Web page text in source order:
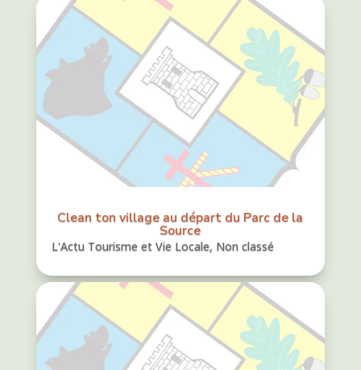
Clean ton village au départ du Parc de la
Source
L'Actu Tourisme et Vie Locale, Non classé